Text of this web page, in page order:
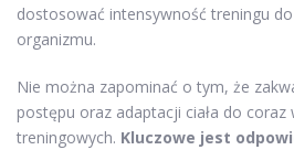
dostosować intensywność treningu
organizmu.
Nie można zapominać o tym, że
postępu oraz adaptacji ciała do coraz
treningowych. Kluczowe jest